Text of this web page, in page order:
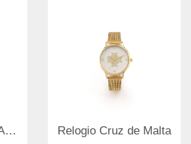
Relógio Quadrado Aço Dourado Relogio Cruz de Malta